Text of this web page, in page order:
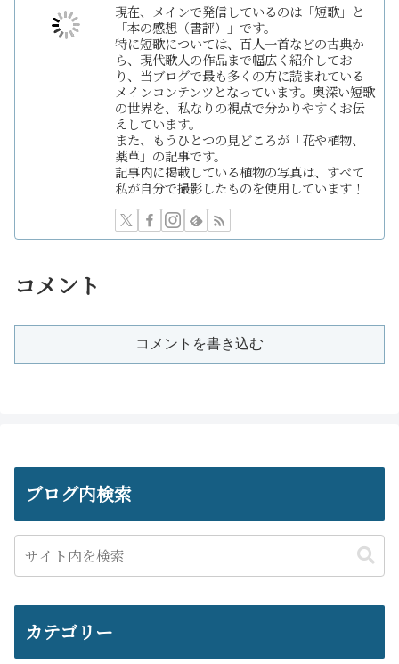
現在、メインで発信しているのは「短歌」と
「本の感想（書評）」です。
特に短歌については、百人一首などの古典か
ら、現代歌人の作品まで幅広く紹介してお
り、当ブログで最も多くの方に読まれている
メインコンテンツとなっています。奥深い短歌
の世界を、私なりの視点で分かりやすくお伝
えしています。
また、もうひとつの見どころが「花や植物、
薬草」の記事です。
記事内に掲載している植物の写真は、すべて
私が自分で撮影したものを使用しています！
コメント
コメントを書き込む
ブログ内検索
カテゴリー